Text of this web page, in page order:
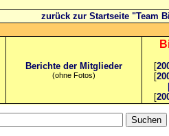
zurück zur Startseite "Team
Berichte der Mitglieder
(ohne Fotos)
[
[
[